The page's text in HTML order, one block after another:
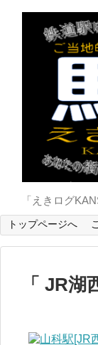
「えきログ
トップページへ
JR湖